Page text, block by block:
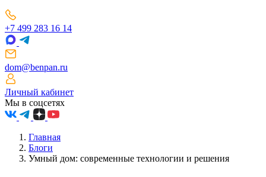
+7 499 283 16 14
dom@benpan.ru
Личный кабинет
Мы в соцсетях
Главная
Блоги
Умный дом: современные технологии и решения